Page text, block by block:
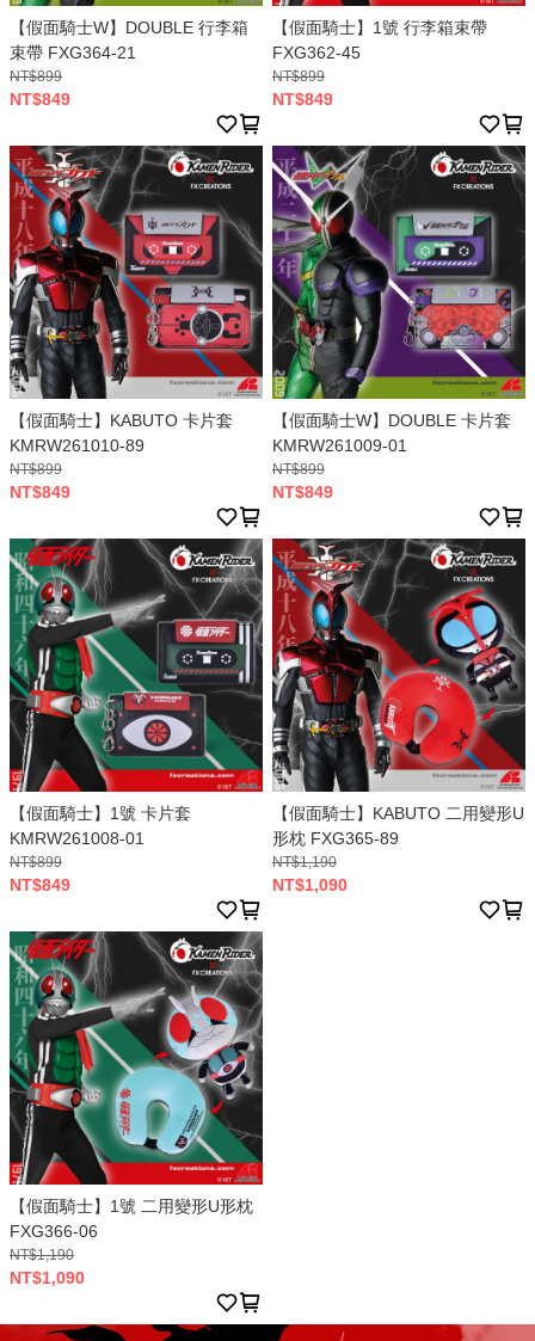
【假面騎士W】DOUBLE 行李箱
束帶 FXG364-21
NT$899
NT$849
【假面騎士】1號 行李箱束帶
FXG362-45
NT$899
NT$849
【假面騎士】KABUTO 卡片套
KMRW261010-89
NT$899
NT$849
【假面騎士W】DOUBLE 卡片套
KMRW261009-01
NT$899
NT$849
【假面騎士】1號 卡片套
KMRW261008-01
NT$899
NT$849
【假面騎士】KABUTO 二用變形U
形枕 FXG365-89
NT$1,190
NT$1,090
【假面騎士】1號 二用變形U形枕
FXG366-06
NT$1,190
NT$1,090